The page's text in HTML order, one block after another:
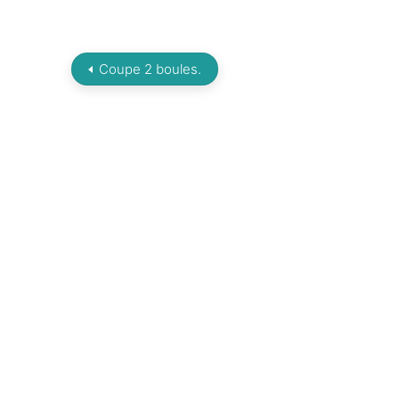
Coupe 2 boules.